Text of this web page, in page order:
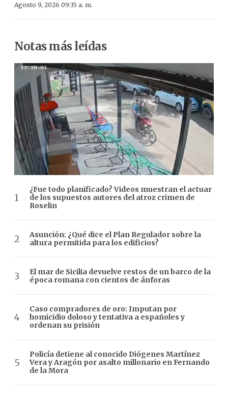
Agosto 9, 2026 09:35 a. m.
Notas más leídas
¿Fue todo planificado? Videos muestran el actuar
de los supuestos autores del atroz crimen de
Roselin
Asunción: ¿Qué dice el Plan Regulador sobre la
altura permitida para los edificios?
El mar de Sicilia devuelve restos de un barco de la
época romana con cientos de ánforas
Caso compradores de oro: Imputan por
homicidio doloso y tentativa a españoles y
ordenan su prisión
Policía detiene al conocido Diógenes Martínez
Vera y Aragón por asalto millonario en Fernando
de la Mora